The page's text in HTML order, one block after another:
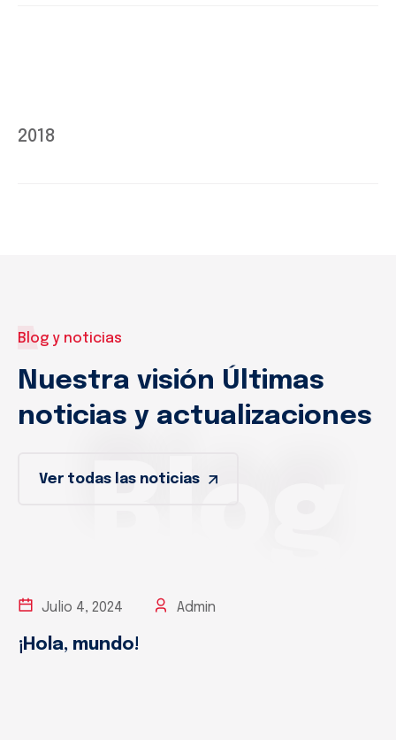
2018
Blog y noticias
Nuestra visión Últimas
noticias y actualizaciones
Ver todas las noticias
Blog
Julio 4, 2024 Admin
¡Hola, mundo!